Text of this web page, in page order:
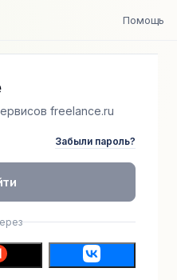
Помощь
freelance.ru
Забыли пароль?